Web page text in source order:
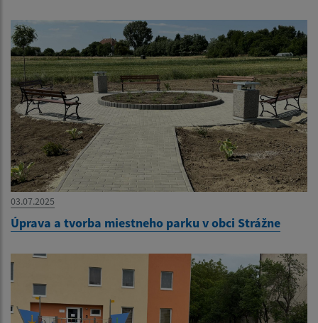
03.07.2025
Úprava a tvorba miestneho parku v obci Strážne